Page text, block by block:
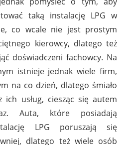
taką instalację LPG w
co wcale nie jest prostym
kierowcy, dlatego też
doświadczeni fachowcy. Na
istnieje jednak wiele firm,
na co dzień, dlatego śmiało
ich usług, ciesząc się autem
Auta, które posiadają
LPG poruszają się
dlatego też wiele osób